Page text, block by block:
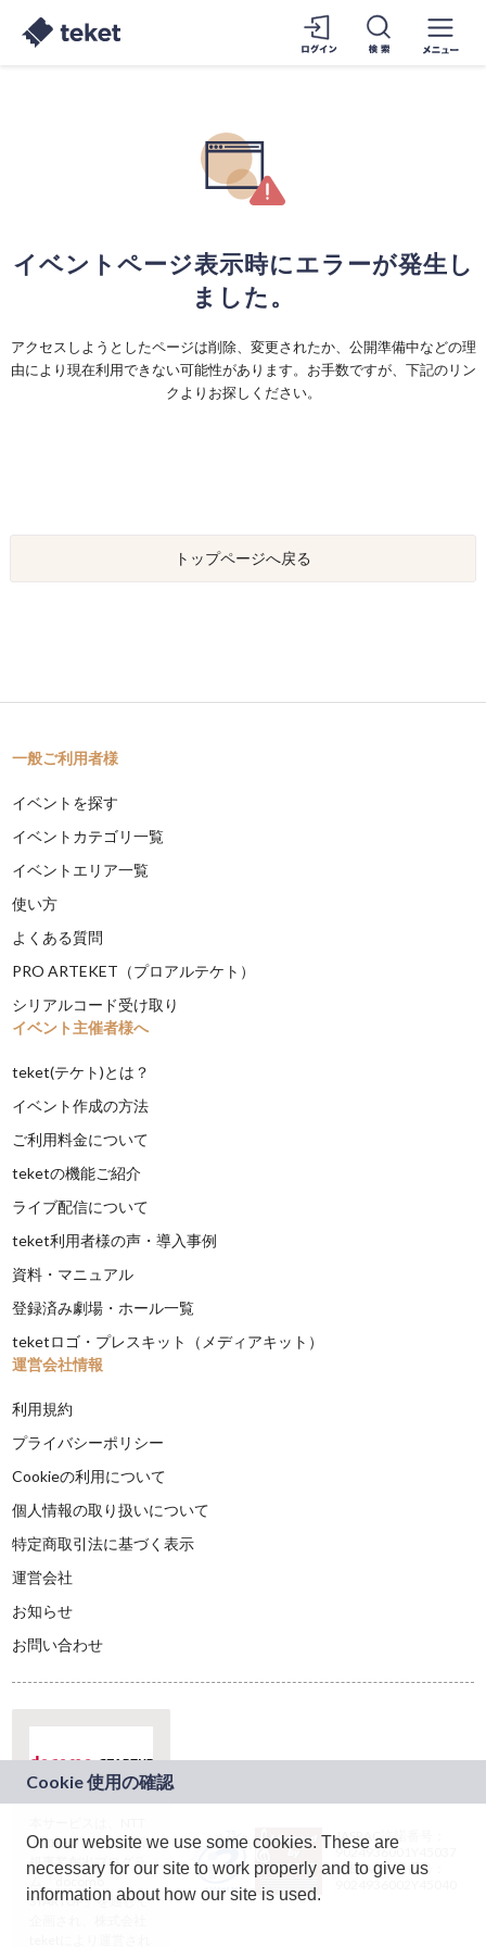
イベントページ表示時にエラーが発生し
ました。
アクセスしようとしたページは削除、変更されたか、公開準備中などの理
由により現在利用できない可能性があります。お手数ですが、下記のリン
クよりお探しください。
トップページへ戻る
一般ご利用者様
イベントを探す
イベントカテゴリ一覧
イベントエリア一覧
使い方
よくある質問
PRO ARTEKET（プロアルテケト）
シリアルコード受け取り
イベント主催者様へ
teket(テケト)とは？
イベント作成の方法
ご利用料金について
teketの機能ご紹介
ライブ配信について
teket利用者様の声・導入事例
資料・マニュアル
登録済み劇場・ホール一覧
teketロゴ・プレスキット（メディアキット）
運営会社情報
利用規約
プライバシーポリシー
Cookieの利用について
個人情報の取り扱いについて
特定商取引法に基づく表示
運営会社
お知らせ
お問い合わせ
ドコモグループの新
規事業創出プログラ
ム「docomo
STARTUP」を通じて
JASRAC許諾番号：
9024936001Y45037
JASRAC許諾番号：
On our website we use some cookies. These are
necessary for our site to work properly and to give us
information about how our site is used.